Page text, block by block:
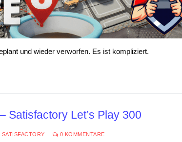
und wieder verworfen. Es ist kompliziert.
Satisfactory Let’s Play 300
SATISFACTORY 0 KOMMENTARE